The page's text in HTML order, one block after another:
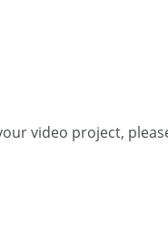
video project,